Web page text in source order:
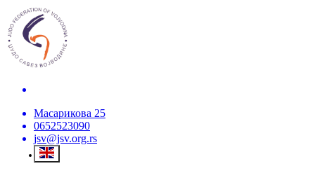
Масарикова 25
0652523090
jsv@jsv.org.rs